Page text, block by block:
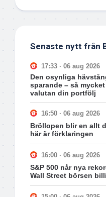
Senaste nytt från
17:33 · 06 aug 2026
Den osynliga
sparande – så
valutan din portfölj
16:50 · 06 aug 2026
Bröllopen blir en allt
här är förklaringen
16:00 · 06 aug 2026
S&P 500 når nya
Wall Street börsen